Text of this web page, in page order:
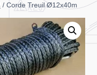
/ Corde Treuil Ø12x40m